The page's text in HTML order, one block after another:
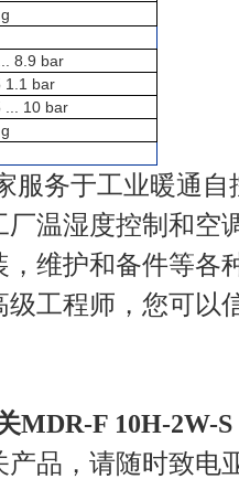
8.9 bar
1.1 bar
... 10 bar
服务于工业暖通自
温湿度控制和空
维护和备件等各
级工程师，您可以
MDR-F 10H-2W-S
产品，请随时致电